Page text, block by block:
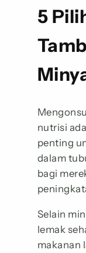
5
nutrisi
penting
dalam
bagi
Selain
lemak
makanan